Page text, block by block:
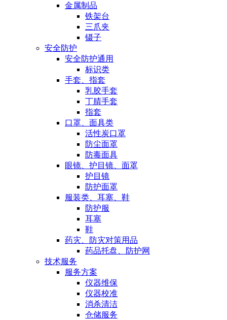
金属制品
铁架台
三爪夹
镊子
安全防护
安全防护通用
标识类
手套、指套
乳胶手套
丁腈手套
指套
口罩、面具类
活性炭口罩
防尘面罩
防毒面具
眼镜、护目镜、面罩
护目镜
防护面罩
服装类、耳塞、鞋
防护服
耳塞
鞋
药灾、防灾对策用品
药品托盘、防护网
技术服务
服务方案
仪器维保
仪器校准
消杀清洁
仓储服务